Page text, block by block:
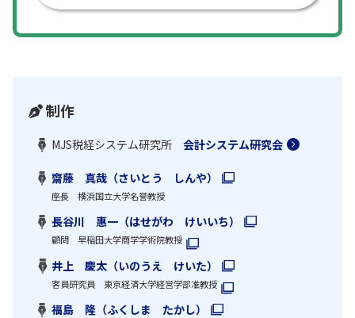
制作
MJS税経システム研究所 会計システム研究会
齋藤 真哉（さいとう しんや）
座長 横浜国立大学名誉教授
長谷川 惠一（はせがわ けいいち）
顧問 早稲田大学商学学術院教授
井上 慶太（いのうえ けいた）
客員研究員 東京経済大学経営学部准教授
福島 隆（ふくしま たかし）